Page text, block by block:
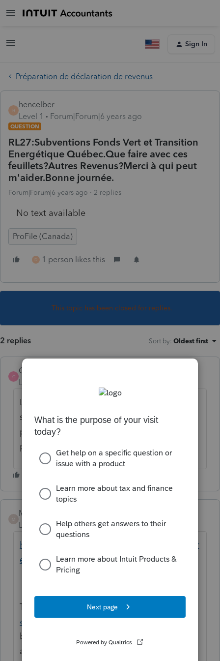
Sign In
Préparation de déclaration de revenus
H
hencelber
Level 1
Forum|Forum|6 years ago
QUESTION
RL27:Subventions Fonds Vert et Transition
Energétique Québec.Que faire avec ces
feuillets?Autres Revenus?Merci à qui peut
m'aider.Bonne journée.
Forum|Forum|6 years ago 2 replies
No text available
ProFile (Canada)
D 1 person likes this
This topic has been closed for replies.
2 replies Sort by: Oldest first
C
Cham123456
Level 6
Lire le document... Habituellement ces
sommes ne sont pas imposables pour le
particulier... Attention, il faut les considérer
pour les locateurs.
Mario B
Level 11
Forum|Forum|5 years ago
https://transitionenergetique.gouv.qc.ca/foir
e-aux-questions/questions-generales-1
TEQ est tenu de produire un
« Paiements du gouvernement »aux
bénéficiaires des aides financières
accordées dans le cadre de ses